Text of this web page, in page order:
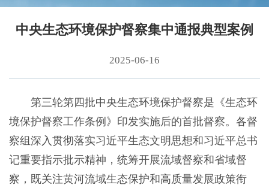
中央生态环境保护督察集中通报典型案例
2025-06-16
第三轮第四批中央生态环境保护督察是《生态环
境保护督察工作条例》印发实施后的首批督察。各督
察组深入贯彻落实习近平生态文明思想和习近平总书
记重要指示批示精神，统筹开展流域督察和省域督
察，既关注黄河流域生态保护和高质量发展政策衔